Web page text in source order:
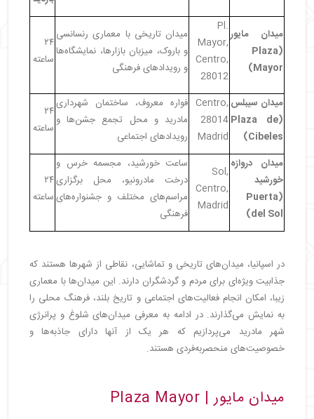
میدان مایور
(Plaza
Mayor)
Pl.
Mayor,
Centro,
28012
میدان تاریخی با معماری رنسانسی
و باروک، میزبان بازارها، نمایشگاه‌ها
و رویدادهای فرهنگی
۲۴
ساعته
میدان سیبلس
(Plaza de
Cibeles)
Centro,
28014
Madrid
فواره معروف، ساختمان شهرداری
مادرید و محل تجمع جشن‌ها و
رویدادهای اجتماعی
۲۴
ساعته
میدان دروازه
خورشید
(Puerta
del Sol)
Sol,
Centro,
Madrid
ساعت خورشید، مجسمه خرس و
درخت مادرونیو، محل برگزاری
مراسم‌های مختلف و جشنواره‌های
فرهنگی
۲۴
ساعته
در اسپانیا، میدان‌های تاریخی و تماشایی، نقاطی از شهرها هستند که
جذابیت ویژه‌ای برای مردم و گردشگران دارند. این میدان‌ها با معماری
زیبا، امکان انجام فعالیت‌های اجتماعی و تاریخ بلند، فرهنگ محلی را
به نمایش می‌گذارند. در ادامه به معرفی میدان‌های شلوغ و پرانرژی
شهر مادرید می‌پردازیم که هر یک از آنها دارای جاذبه‌ها و
خصوصیت‌های منحصربه‌فردی هستند.
میدان مایور | Plaza Mayor